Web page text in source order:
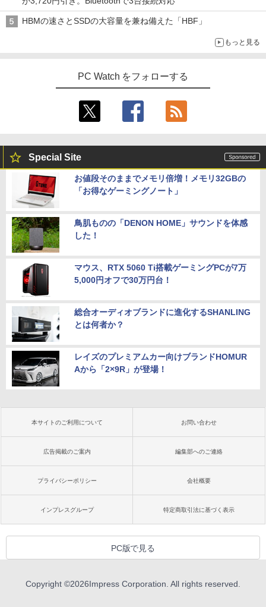
HBMの速さとSSDの大容量を兼ね備えた「HBF」
もっと見る
PC Watch をフォローする
Special Site
お値段そのままでメモリ倍増！メモリ32GBの
「お得なゲーミングノート」
鳥肌ものの「DENON HOME」サウンドを体感
した！
マウス、RTX 5060 Ti搭載ゲーミングPCが7万
5,000円オフで30万円台！
総合オーディオブランドに進化するSHANLING
とは何者か？
レイズのプレミアムカー向けブランドHOMUR
Aから「2×9R」が登場！
本サイトのご利用について お問い合わせ
広告掲載のご案内 編集部へのご連絡
プライバシーポリシー 会社概要
インプレスグループ 特定商取引法に基づく表示
PC版で見る
Copyright ©2026Impress Corporation. All rights reserved.